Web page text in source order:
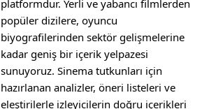
platformdur. Yerli ve yabancı filmlerden
popüler dizilere, oyuncu
biyografilerinden sektör gelişmelerine
kadar geniş bir içerik yelpazesi
sunuyoruz. Sinema tutkunları için
hazırlanan analizler, öneri listeleri ve
eleştirilerle izleyicilerin doğru içerikleri